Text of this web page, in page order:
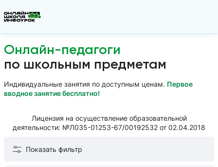
Онлайн-педагоги
по школьным предметам
Индивидуальные занятия по доступным ценам. Первое
вводное занятие бесплатно!
Лицензия на осуществление образовательной
деятельности: №Л035-01253-67/00192532 от 02.04.2018
Показать фильтр